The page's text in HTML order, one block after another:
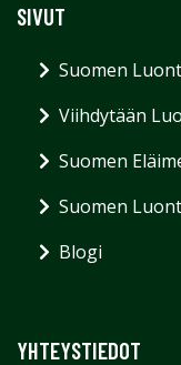
SIVUT
Suomen
Viihdytään
Suomen
Suomen
Blogi
YHTEYSTIEDOT